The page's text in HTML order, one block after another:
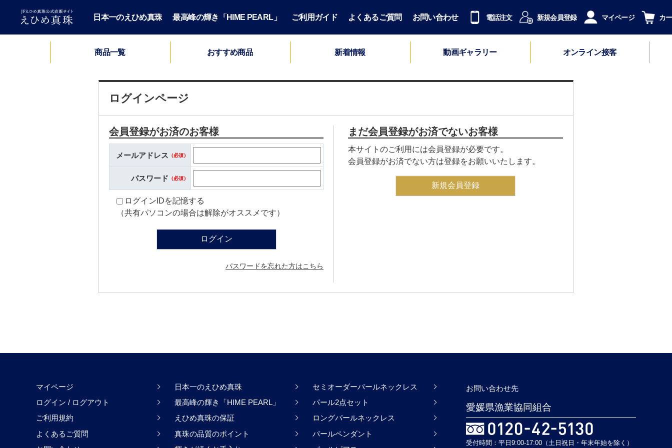
日本一のえひめ真珠 最高峰の輝き「HIME PEARL」 ご利用ガイド よくあるご質問 お問い合わせ 電話注文 新規会員登録 マイページ カ
商品一覧 おすすめ商品 新着情報 動画ギャラリー オンライン接客
ログインページ
会員登録がお済のお客様
メールアドレス 必須
パスワード 必須
ログインIDを記憶する
（共有パソコンの場合は解除がオススメです）
ログイン
パスワードを忘れた方はこちら
まだ会員登録がお済でないお客様
本サイトのご利用には会員登録が必要です。
会員登録がお済でない方は登録をお願いいたします。
新規会員登録
マイページ
ログイン / ログアウト
ご利用規約
よくあるご質問
日本一のえひめ真珠
最高峰の輝き「HIME PEARL」
えひめ真珠の保証
真珠の品質のポイント
セミオーダーパールネックレス
パール2点セット
ロングパールネックレス
パールペンダント
お問い合わせ先
愛媛県漁業協同組合
受付時間：平日9:00-17:00（土日祝日・年末年始を除く）